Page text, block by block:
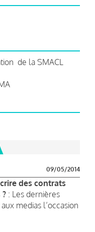
de la SMACL
09/05/2014
des contrats
: Les dernières
medias l’occasion